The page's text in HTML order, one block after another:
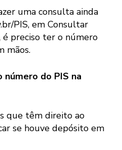
uma consulta ainda
PIS, em Consultar
é preciso ter o número
mãos.
número do PIS na
que têm direito ao
se houve depósito em